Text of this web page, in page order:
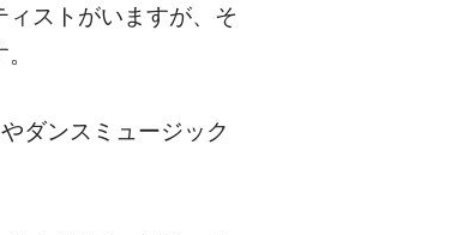
ストがいますが、そ
ダンスミュージック